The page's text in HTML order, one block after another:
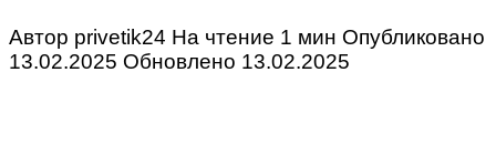
Автор privetik24 На чтение 1 мин Опубликовано
13.02.2025 Обновлено 13.02.2025